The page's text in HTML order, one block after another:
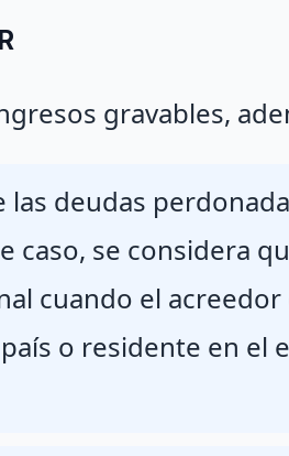
gravables,
las deudas
caso, se considera
cuando el
o residente en